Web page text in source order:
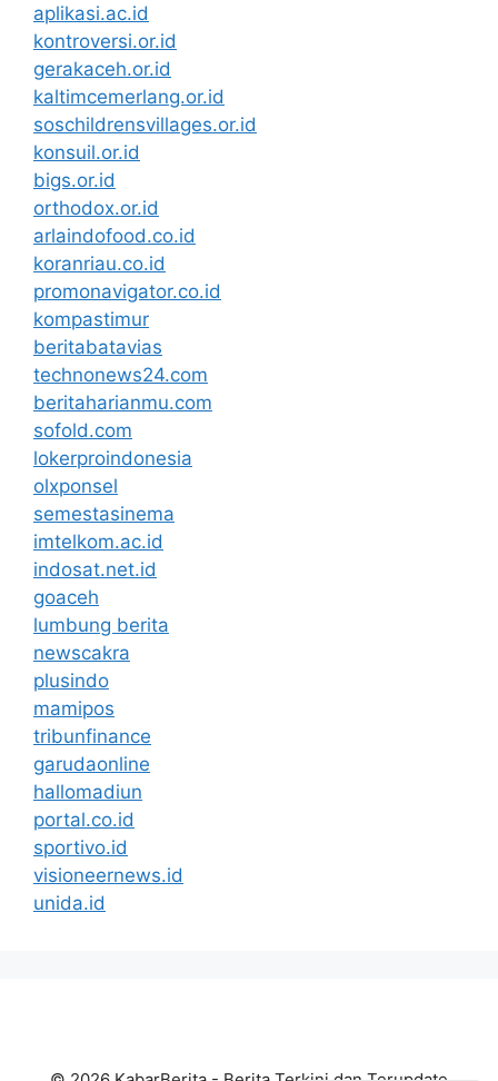
aplikasi.ac.id
kontroversi.or.id
gerakaceh.or.id
kaltimcemerlang.or.id
soschildrensvillages.or.id
konsuil.or.id
bigs.or.id
orthodox.or.id
arlaindofood.co.id
koranriau.co.id
promonavigator.co.id
kompastimur
beritabatavias
technonews24.com
beritaharianmu.com
sofold.com
lokerproindonesia
olxponsel
semestasinema
imtelkom.ac.id
indosat.net.id
goaceh
lumbung berita
newscakra
plusindo
mamipos
tribunfinance
garudaonline
hallomadiun
portal.co.id
sportivo.id
visioneernews.id
unida.id